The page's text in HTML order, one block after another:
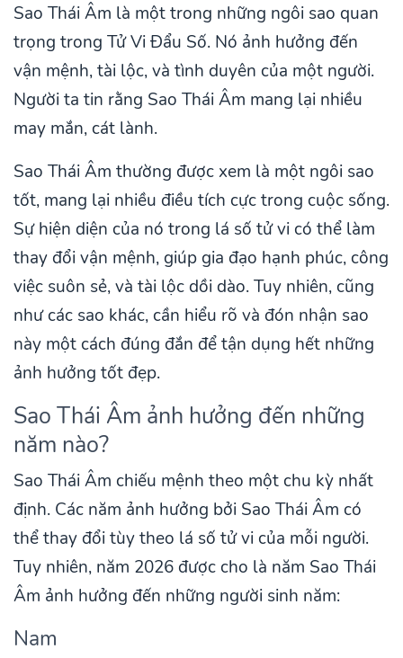
Sao Thái Âm là một trong những ngôi sao quan
trọng trong Tử Vi Đẩu Số. Nó ảnh hưởng đến
vận mệnh, tài lộc, và tình duyên của một người.
Người ta tin rằng Sao Thái Âm mang lại nhiều
may mắn, cát lành.
Sao Thái Âm thường được xem là một ngôi sao
tốt, mang lại nhiều điều tích cực trong cuộc sống.
Sự hiện diện của nó trong lá số tử vi có thể làm
thay đổi vận mệnh, giúp gia đạo hạnh phúc, công
việc suôn sẻ, và tài lộc dồi dào. Tuy nhiên, cũng
như các sao khác, cần hiểu rõ và đón nhận sao
này một cách đúng đắn để tận dụng hết những
ảnh hưởng tốt đẹp.
Sao Thái Âm ảnh hưởng đến những
năm nào?
Sao Thái Âm chiếu mệnh theo một chu kỳ nhất
định. Các năm ảnh hưởng bởi Sao Thái Âm có
thể thay đổi tùy theo lá số tử vi của mỗi người.
Tuy nhiên, năm 2026 được cho là năm Sao Thái
Âm ảnh hưởng đến những người sinh năm:
Nam